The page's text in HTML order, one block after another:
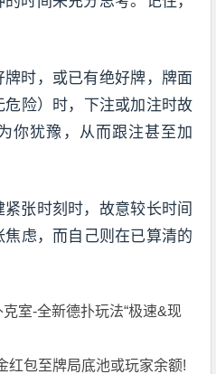
时，或已有绝好牌，牌面
险）时，下注或加注时故
你犹豫，从而跟注甚至加
张时刻时，故意较长时间
虑，而自己则在已算清的
室-全新德扑玩法“极速&现
红包至牌局底池或玩家余额!